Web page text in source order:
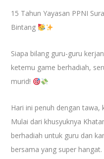
15 Tahun Yayasan PPNI
Bintang
Siapa bilang guru-guru
ketemu game berhadiah,
murid!
Hari ini penuh dengan tawa,
Mulai dari khusyuknya
berhadiah untuk guru dan
bersama yang super hangat.